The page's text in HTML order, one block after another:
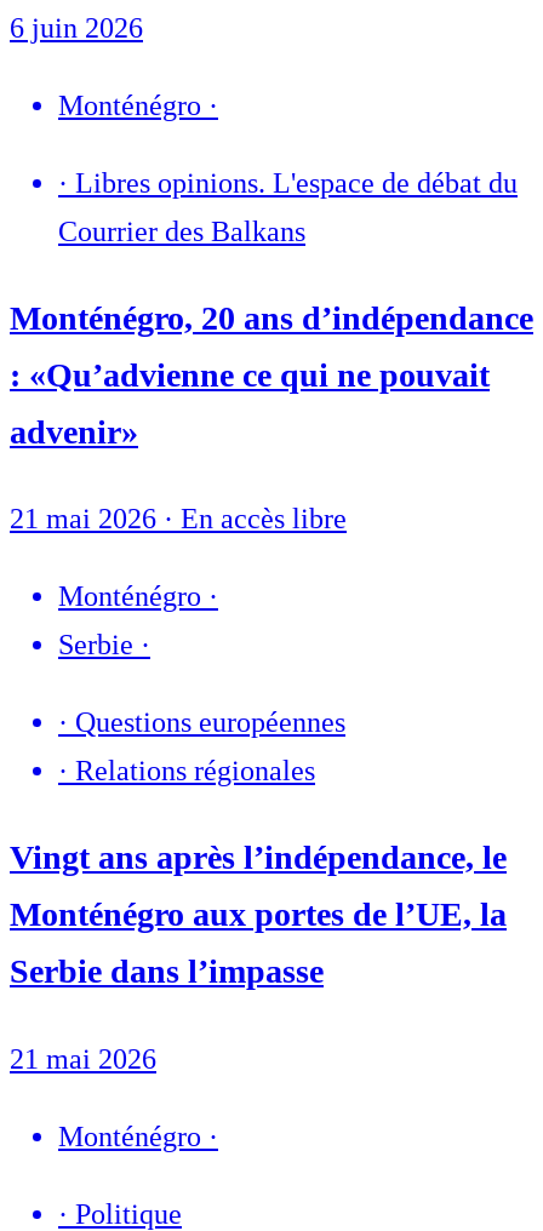
6 juin 2026
Monténégro ·
· Libres opinions. L'espace de débat du
Courrier des Balkans
Monténégro, 20 ans d’indépendance
: «Qu’advienne ce qui ne pouvait
advenir»
21 mai 2026 · En accès libre
Monténégro ·
Serbie ·
· Questions européennes
· Relations régionales
Vingt ans après l’indépendance, le
Monténégro aux portes de l’UE, la
Serbie dans l’impasse
21 mai 2026
Monténégro ·
· Politique